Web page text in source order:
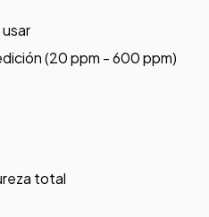
(20 ppm - 600 ppm)
total